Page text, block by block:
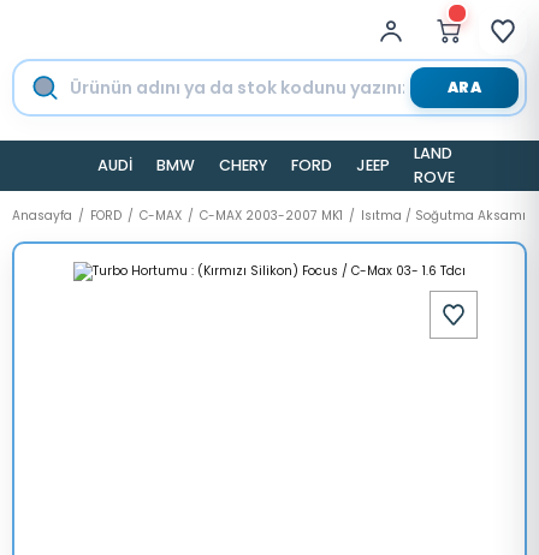
ARA
AUDİ BMW CHERY FORD JEEP
LAND
ROVER
Anasayfa FORD C-MAX C-MAX 2003-2007 MK1 Isıtma / Soğutma Aksamı